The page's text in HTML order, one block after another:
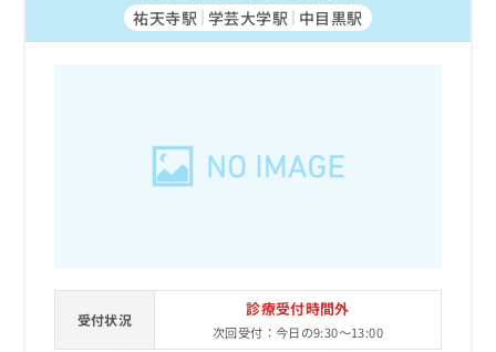
祐天寺駅 学芸大学駅 中目黒駅
受付状況
診療受付時間外
次回受付：今日の9:30～13:00